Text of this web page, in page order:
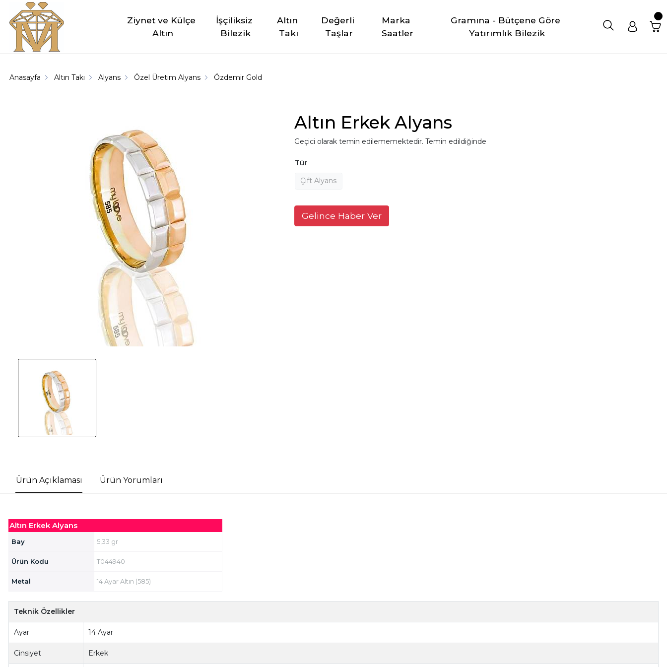
Ziynet ve Külçe
Altın
İşçiliksiz
Bilezik
Altın
Takı
Değerli
Taşlar
Marka
Saatler
Gramına - Bütçene Göre
Yatırımlık Bilezik
Anasayfa Altın Takı Alyans Özel Üretim Alyans Özdemir Gold
Altın Erkek Alyans
Geçici olarak temin edilememektedir. Temin edildiğinde
Tür
Çift Alyans
Gelince Haber Ver
Ürün Açıklaması Ürün Yorumları
Altın Erkek Alyans
Bay 5,33 gr
Ürün Kodu T044940
Metal 14 Ayar Altın (585)
Teknik Özellikler
Ayar 14 Ayar
Cinsiyet Erkek